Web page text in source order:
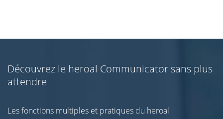
Découvrez le heroal Communicator sans plus
attendre
Les fonctions multiples et pratiques du heroal